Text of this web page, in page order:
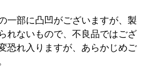
一部に凸凹がございますが、製
れないもので、不良品ではござ
恐れ入りますが、あらかじめご